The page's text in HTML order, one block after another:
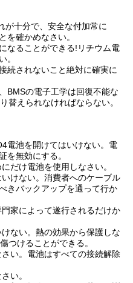
が十分で、安全な付加常に
を確かめなさい。
なることができる!リチウム電
。
続されないこと絶対に確実に
BMSの電子工学は回復不能な
替えられなければならない。
電池を開けてはいけない。電
を無効にする。
だけ電池を使用しなさい。
けない。消費者へのケーブル
きバックアップを通って行か
家によって遂行されるだけか
ない。熱の効果から保護しな
つけることができる。
い。電池はすべての接続解除
い。